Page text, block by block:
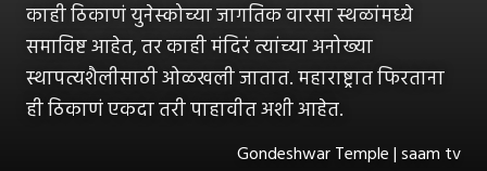
काही ठिकाणं युनेस्कोच्या जागतिक वारसा स्थळांमध्ये
समाविष्ट आहेत, तर काही मंदिरं त्यांच्या अनोख्या
स्थापत्यशैलीसाठी ओळखली जातात. महाराष्ट्रात फिरताना
ही ठिकाणं एकदा तरी पाहावीत अशी आहेत.
Gondeshwar Temple | saam tv